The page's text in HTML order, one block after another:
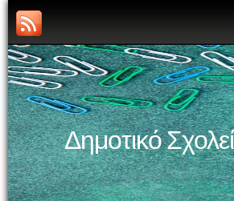
Δημοτικό